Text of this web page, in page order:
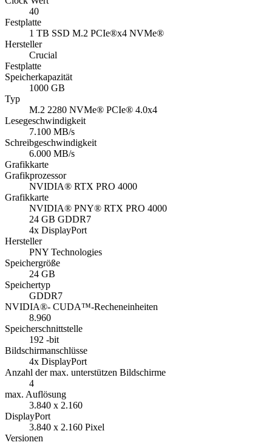
40
Festplatte
1 TB SSD M.2 PCIe®x4 NVMe®
Hersteller
Crucial
Festplatte
Speicherkapazität
1000 GB
Typ
M.2 2280 NVMe® PCIe® 4.0x4
Lesegeschwindigkeit
7.100 MB/s
Schreibgeschwindigkeit
6.000 MB/s
Grafikkarte
Grafikprozessor
NVIDIA® RTX PRO 4000
Grafikkarte
NVIDIA® PNY® RTX PRO 4000
24 GB GDDR7
4x DisplayPort
Hersteller
PNY Technologies
Speichergröße
24 GB
Speichertyp
GDDR7
NVIDIA®- CUDA™-Recheneinheiten
8.960
Speicherschnittstelle
192 -bit
Bildschirmanschlüsse
4x DisplayPort
Anzahl der max. unterstützen Bildschirme
4
max. Auflösung
3.840 x 2.160
DisplayPort
3.840 x 2.160 Pixel
Versionen